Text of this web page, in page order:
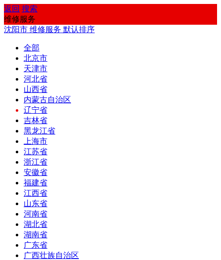
返回 搜索
维修服务
沈阳市 维修服务 默认排序
全部
北京市
天津市
河北省
山西省
内蒙古自治区
辽宁省
吉林省
黑龙江省
上海市
江苏省
浙江省
安徽省
福建省
江西省
山东省
河南省
湖北省
湖南省
广东省
广西壮族自治区